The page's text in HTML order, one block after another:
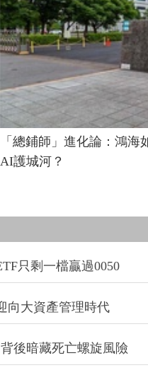
「總鋪師」進化論：鴻
AI護城河？
只剩一檔贏過0050
向大資產管理時代
後暗藏死亡螺旋風險